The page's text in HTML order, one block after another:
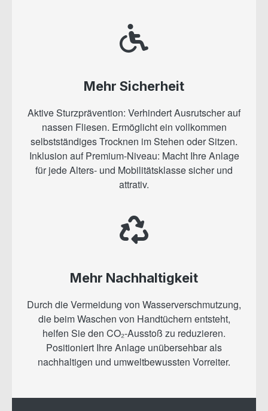
Mehr Sicherheit
Aktive Sturzprävention: Verhindert Ausrutscher auf
nassen Fliesen. Ermöglicht ein vollkommen
selbstständiges Trocknen im Stehen oder Sitzen.
Inklusion auf Premium-Niveau: Macht Ihre Anlage
für jede Alters- und Mobilitätsklasse sicher und
attrativ.
Mehr Nachhaltigkeit
Durch die Vermeidung von Wasserverschmutzung,
die beim Waschen von Handtüchern entsteht,
helfen Sie den CO₂-Ausstoß zu reduzieren.
Positioniert Ihre Anlage unübersehbar als
nachhaltigen und umweltbewussten Vorreiter.